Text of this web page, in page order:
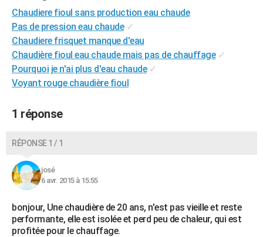
Destinations
City break
Voyage nature
Voyage de noces
Forum
Climat
+PHOTO
GUIDES D'ACHAT
BONS PLANS
CARTE DE VOEUX
Carte de Noël
Carte Bonne année
Carte Saint-Valentin
Carte Pâques
Carte d'anniversaire
DICTIONNAIRE
PROGRAMME TV
COPAINS D'AVANT
S'inscrire
Se connecter
Lycées
Collèges
Primaires
Universités
Entreprises
Service militaire
Avis de recherche
AVIS DE DÉCÈS
FORUM
Bricolage
Lifestyle
Culture
Sport
Auto
Television
Voyage
Cinema
Chaudiere fioul sans production eau chaude
Pas de pression eau chaude ✓
Chaudiere frisquet manque d'eau
Chaudière fioul eau chaude mais pas de chauffage ✓
Pourquoi je n'ai plus d'eau chaude ✓
Voyant rouge chaudière fioul
1 réponse
RÉPONSE 1 / 1
josé
6 avr. 2015 à 15:55
bonjour, Une chaudière de 20 ans, n'est pas vieille et reste
performante, elle est isolée et perd peu de chaleur, qui est
profitée pour le chauffage.